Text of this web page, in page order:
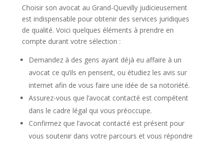
Choisir son avocat au Grand-Quevilly judicieusement
est indispensable pour obtenir des services juridiques
de qualité. Voici quelques éléments à prendre en
compte durant votre sélection :
Demandez à des gens ayant déjà eu affaire à un
avocat ce qu’ils en pensent, ou étudiez les avis sur
internet afin de vous faire une idée de sa notoriété.
Assurez-vous que l’avocat contacté est compétent
dans le cadre légal qui vous préoccupe.
Confirmez que l’avocat contacté est présent pour
vous soutenir dans votre parcours et vous répondre